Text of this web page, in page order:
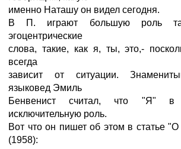
именно Наташу он видел сегодня.
В П. играют большую роль
эгоцентрические
слова, такие, как я, ты, это,-
всегда
зависит от ситуации.
языковед Эмиль
Бенвенист считал, что "Я" в
исключительную роль.
Вот что он пишет об этом в статье "О
(1958):